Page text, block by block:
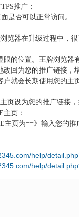
推广；
是否可以正常访问。
览器在升级过程中，
眼的位置。王牌浏览
回为您的推广链接，
户就会长期使用您的主
页设为您的推广链接
页：
主页为==》输入您的
help/
help/